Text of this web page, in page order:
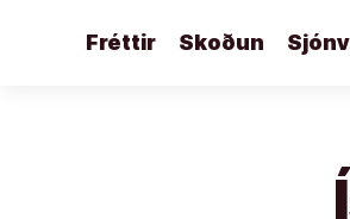
Fréttir Skoðun